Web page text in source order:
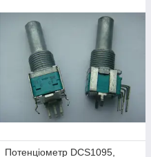
Потенціометр DCS1095,